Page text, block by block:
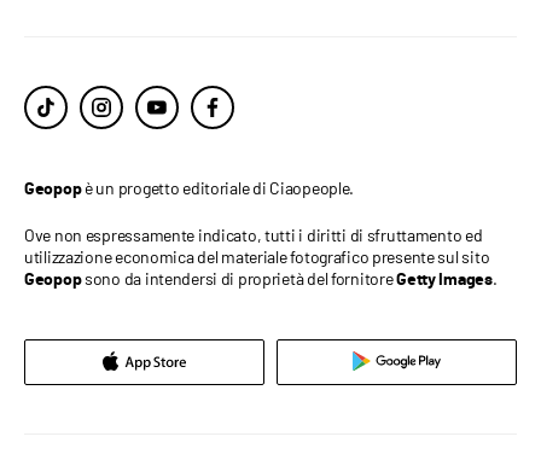
Geopopè un progetto editoriale di Ciaopeople.
Ove non espressamente indicato, tutti i diritti di sfruttamento ed
utilizzazione economica del materiale fotografico presente sul sito
Geopopsono da intendersi di proprietà del fornitoreGetty Images.